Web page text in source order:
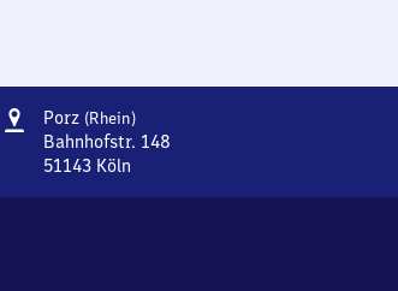
Adresse
Porz (Rhein)Porz
(Rhein)
Bahnhofstr. 148
51143 Köln